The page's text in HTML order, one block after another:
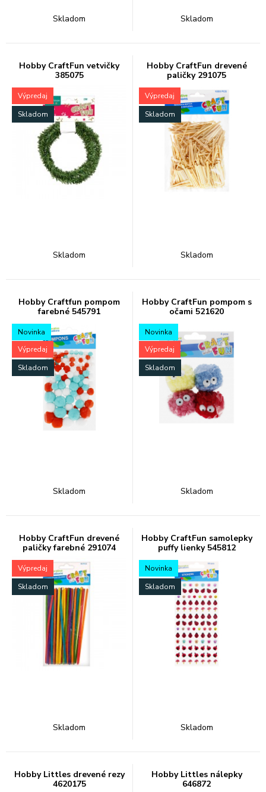
Skladom Skladom
Hobby CraftFun vetvičky
385075
Výpredaj
Skladom
Skladom
Hobby CraftFun drevené
paličky 291075
Výpredaj
Skladom
Skladom
Hobby Craftfun pompom
farebné 545791
Novinka
Výpredaj
Skladom
Skladom
Hobby CraftFun pompom s
očami 521620
Novinka
Výpredaj
Skladom
Skladom
Hobby CraftFun drevené
paličky farebné 291074
Výpredaj
Skladom
Skladom
Hobby CraftFun samolepky
puffy lienky 545812
Novinka
Skladom
Skladom
Hobby Littles drevené rezy
4620175
Hobby Littles nálepky
646872